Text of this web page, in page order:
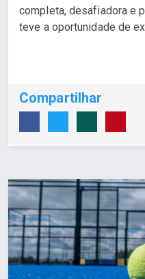
completa, desafiadora e
teve a oportunidade de
Compartilhar